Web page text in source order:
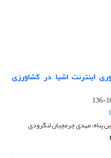
اینترنت اشیا در کشاورزی
پناه، مهدی چرمچیان لنگرودی